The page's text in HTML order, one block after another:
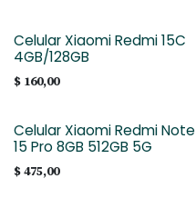
Celular Xiaomi Redmi 15C
4GB/128GB
$ 160,00
Celular Xiaomi Redmi Note
15 Pro 8GB 512GB 5G
$475,00